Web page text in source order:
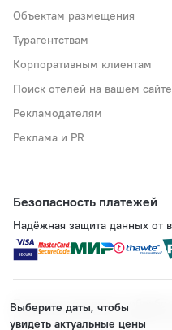
Выберите даты, чтобы
увидеть актуальные цены
Объектам размещения
Турагентствам
Корпоративным клиентам
Поиск отелей на вашем сайте
Рекламодателям
Реклама и PR
Безопасность платежей
Надёжная защита данных от
Политика хранения и
Применяются